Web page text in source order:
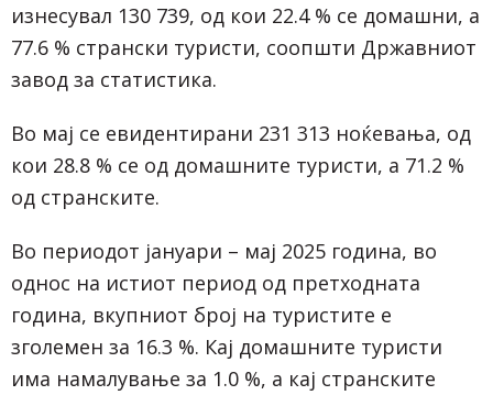
изнесувал 130 739, од кои 22.4 % се домашни, а
77.6 % странски туристи, соопшти Државниот
завод за статистика.
Во мај се евидентирани 231 313 ноќевања, од
кои 28.8 % се од домашните туристи, а 71.2 %
од странските.
Во периодот јануари – мај 2025 година, во
однос на истиот период од претходната
година, вкупниот број на туристите е
зголемен за 16.3 %. Кај домашните туристи
има намалување за 1.0 %, а кај странските